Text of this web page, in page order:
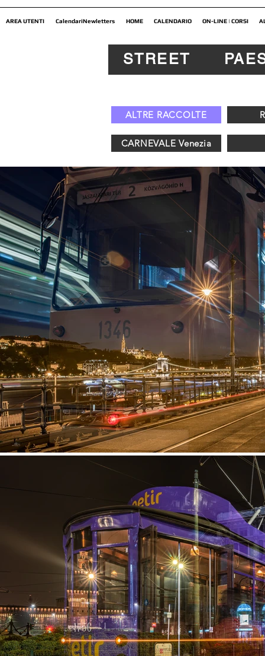
AREA UTENTI CalendariNewletters HOME CALENDARIO ON-LINE | CORSI
ALTRE RACCOLTE
CARNEVALE Venezia
STREET